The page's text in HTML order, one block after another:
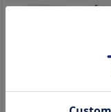
【ネ